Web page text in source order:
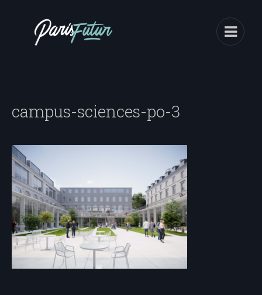
campus-sciences-po-3